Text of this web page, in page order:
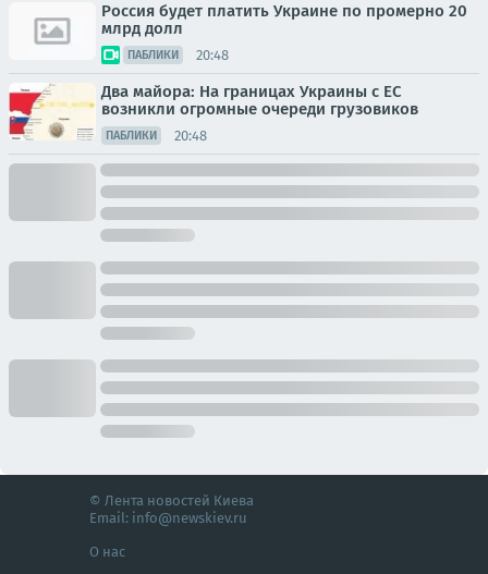
Россия будет платить Украине по промерно 20
млрд долл
ПАБЛИКИ 20:48
Два майора: На границах Украины с ЕС
возникли огромные очереди грузовиков
ПАБЛИКИ 20:48
© Лента новостей Киева
Email: info@newskiev.ru
О нас